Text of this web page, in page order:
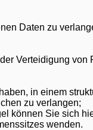
Daten zu
Verteidigung von
in einem
zu verlangen;
können Sie sich
wenden.